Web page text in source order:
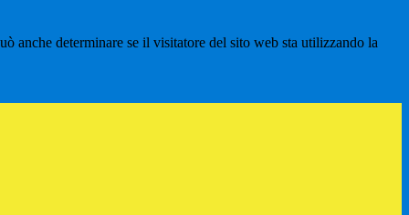
anche determinare se il visitatore del sito web sta utilizzando la